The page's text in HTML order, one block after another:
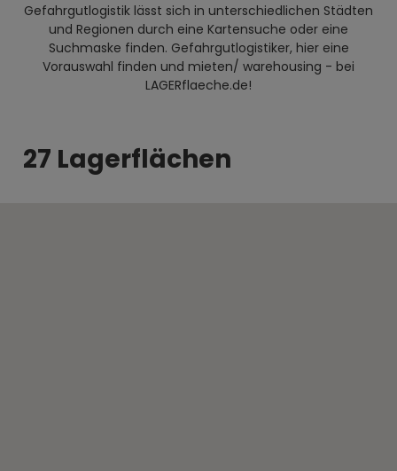
Gefahrgutlogistik lässt sich in unterschiedlichen Städten
und Regionen durch eine Kartensuche oder eine
Suchmaske finden. Gefahrgutlogistiker, hier eine
Vorauswahl finden und mieten/ warehousing - bei
LAGERflaeche.de!
27 Lagerflächen